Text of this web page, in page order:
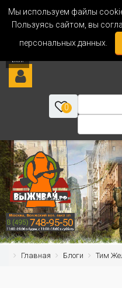
Мы используем файлы cookie
Пользуясь сайтом, вы
персональных данных.
0
Главная Блоги Тим